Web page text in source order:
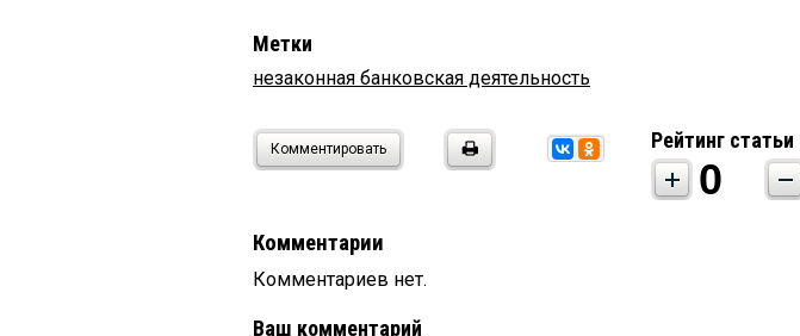
Метки
незаконная банковская деятельность
Комментировать Рейтинг статьи
0
Комментарии
Комментариев нет.
Ваш комментарий